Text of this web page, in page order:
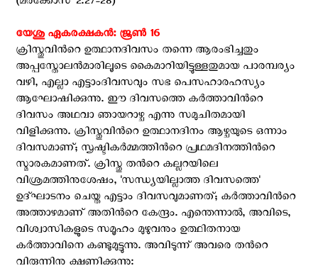
യേശു ഏകരക്ഷകൻ: ജൂണ്‍ 16
ക്രിസ്തുവിന്‍റെ ഉത്ഥാനദിവസം തന്നെ ആരംഭിച്ചതും
അപ്പസ്തോലന്‍മാരിലൂടെ കൈമാറിയിട്ടുള്ളതുമായ പാരമ്പര്യം
വഴി, എല്ലാ എട്ടാംദിവസവും സഭ പെസഹാരഹസ്യം
ആഘോഷിക്കുന്നു. ഈ ദിവസത്തെ കര്‍ത്താവിന്‍റെ
ദിവസം അഥവാ ഞായറാഴ്ച എന്നു സമുചിതമായി
വിളിക്കുന്നു. ക്രിസ്തുവിന്‍റെ ഉത്ഥാനദിനം ആഴ്ചയുടെ ഒന്നാം
ദിവസമാണ്; സൃഷ്ടികര്‍മ്മത്തിന്‍റെ പ്രഥമദിനത്തിന്‍റെ
സ്മാരകമാണത്. ക്രിസ്തു തന്‍റെ കല്ലറയിലെ
വിശ്രമത്തിനുശേഷം, 'സന്ധ്യയില്ലാത്ത ദിവസത്തെ'
ഉദ്ഘാടനം ചെയ്ത എട്ടാം ദിവസവുമാണത്; കര്‍ത്താവിന്‍റെ
അത്താഴമാണ് അതിന്‍റെ കേന്ദ്രം. എന്തെന്നാല്‍, അവിടെ,
വിശ്വാസികളുടെ സമൂഹം മുഴുവനും ഉത്ഥിതനായ
കര്‍ത്താവിനെ കണ്ടുമുട്ടുന്നു. അവിടുന്ന് അവരെ തന്‍റെ
വിരുന്നിനു ക്ഷണിക്കുന്നു: